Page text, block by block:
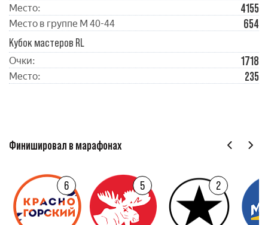
Место: 4155
Место в группе М 40-44
654
Кубок мастеров RL
Очки: 1718
Место: 235
Финишировал в марафонах
6 5 2